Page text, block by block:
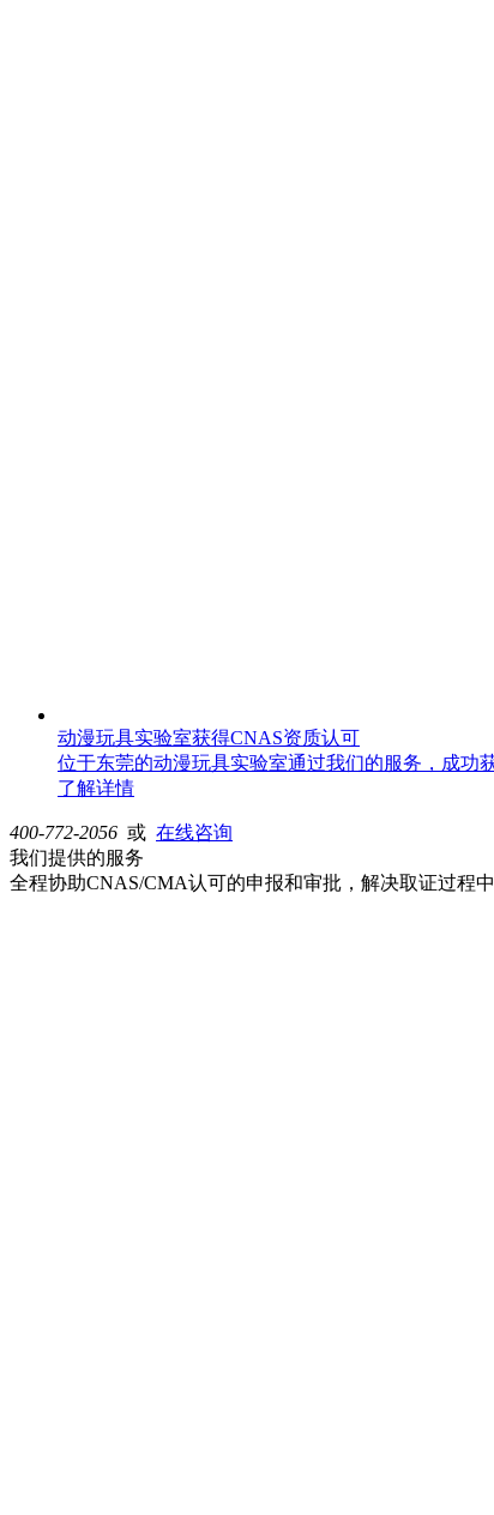
动漫玩具实验室获得CNAS资质认可
位于东莞的动漫玩具实验室通过我们的服务，成功
了解详情
400-772-2056 或 在线咨询
我们提供的服务
全程协助CNAS/CMA认可的申报和审批，解决取证过程